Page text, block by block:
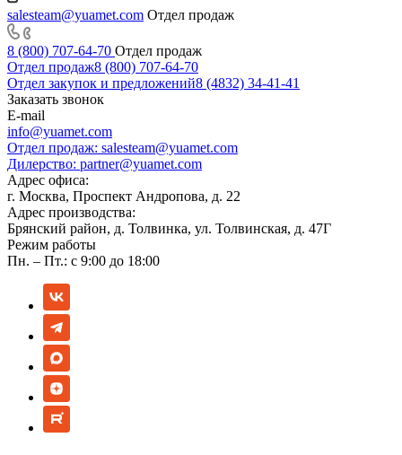
salesteam@yuamet.com Отдел продаж
8 (800) 707-64-70 Отдел продаж
Отдел продаж8 (800) 707-64-70
Отдел закупок и предложений8 (4832) 34-41-41
Заказать звонок
E-mail
info@yuamet.com
Отдел продаж: salesteam@yuamet.com
Дилерство: partner@yuamet.com
Адрес офиса:
г. Москва, Проспект Андропова, д. 22
Адрес производства:
Брянский район, д. Толвинка, ул. Толвинская, д. 47Г
Режим работы
Пн. – Пт.: с 9:00 до 18:00